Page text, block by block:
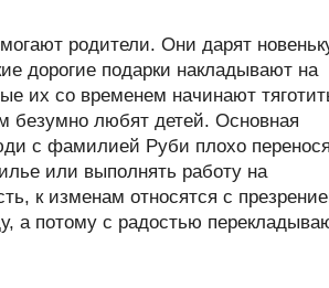
родители. Они дарят
дорогие подарки накладывают на
их со временем начинают
безумно любят детей. Основная
с фамилией Руби плохо
или выполнять работу на
к изменам относятся с
а потому с радостью